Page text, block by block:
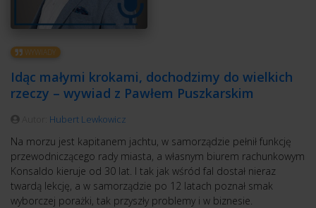
WYWIADY
Idąc małymi krokami, dochodzimy do wielkich
rzeczy – wywiad z Pawłem Puszkarskim
Hubert Lewkowicz
Na morzu jest kapitanem jachtu, w samorządzie pełnił funkcję
przewodniczącego rady miasta, a własnym biurem rachunkowym
Konsaldo kieruje od 30 lat. I tak jak wśród fal dostał nieraz
twardą lekcję, a w samorządzie po 12 latach poznał smak
wyborczej porażki, tak przyszły problemy i w biznesie.